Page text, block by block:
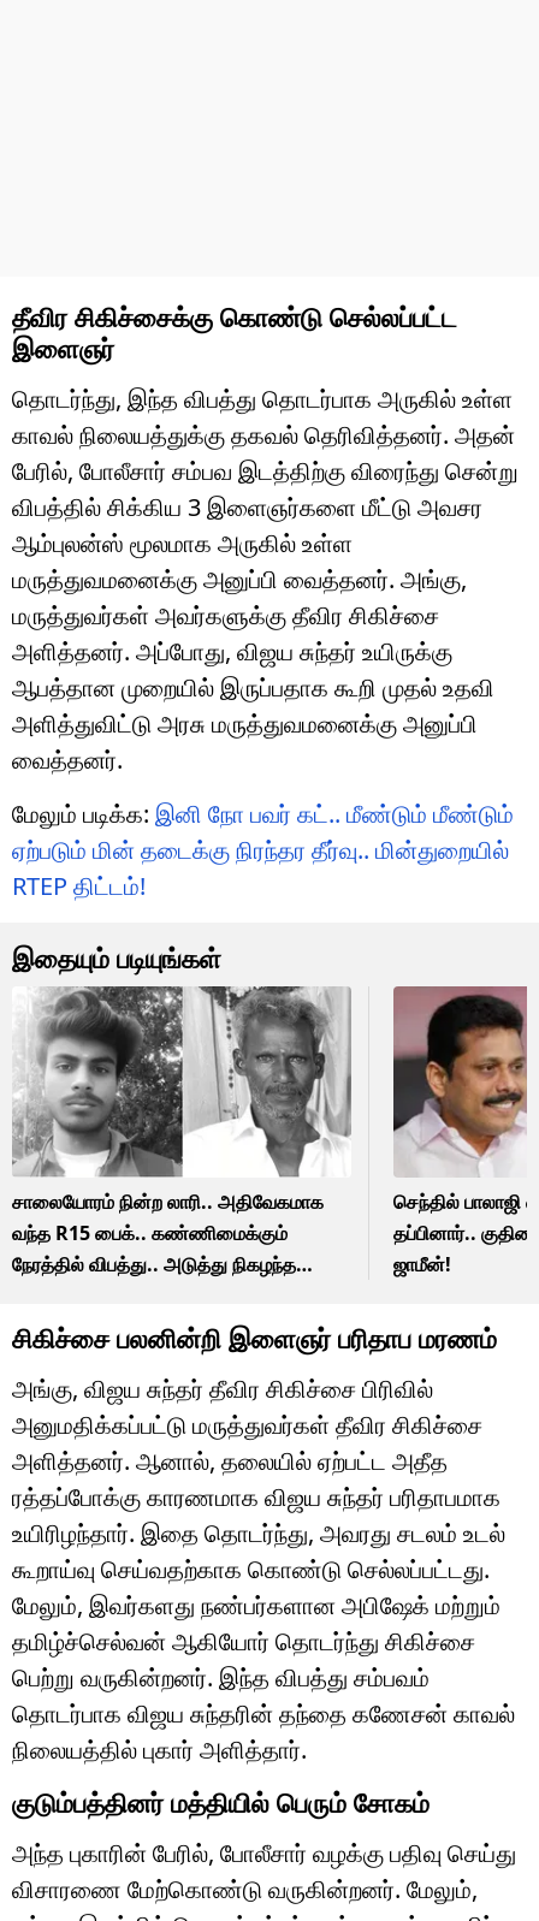
தீவிர சிகிச்சைக்கு கொண்டு செல்லப்பட்ட
இளைஞர்
தொடர்ந்து, இந்த விபத்து தொடர்பாக அருகில் உள்ள
காவல் நிலையத்துக்கு தகவல் தெரிவித்தனர். அதன்
பேரில், போலீசார் சம்பவ இடத்திற்கு விரைந்து சென்று
விபத்தில் சிக்கிய 3 இளைஞர்களை மீட்டு அவசர
ஆம்புலன்ஸ் மூலமாக அருகில் உள்ள
மருத்துவமனைக்கு அனுப்பி வைத்தனர். அங்கு,
மருத்துவர்கள் அவர்களுக்கு தீவிர சிகிச்சை
அளித்தனர். அப்போது, விஜய சுந்தர் உயிருக்கு
ஆபத்தான முறையில் இருப்பதாக கூறி முதல் உதவி
அளித்துவிட்டு அரசு மருத்துவமனைக்கு அனுப்பி
வைத்தனர்.
மேலும் படிக்க: இனி நோ பவர் கட்.. மீண்டும் மீண்டும்
ஏற்படும் மின் தடைக்கு நிரந்தர தீர்வு.. மின்துறையில்
RTEP திட்டம்!
இதையும் படியுங்கள்
சாலையோரம் நின்ற லாரி.. அதிவேகமாக
வந்த R15 பைக்.. கண்ணிமைக்கும்
நேரத்தில் விபத்து.. அடுத்து நிகழந்த
செந்தில் பாலாஜி
தப்பினார்..
ஜாமீன்!
சிகிச்சை பலனின்றி இளைஞர் பரிதாப மரணம்
அங்கு, விஜய சுந்தர் தீவிர சிகிச்சை பிரிவில்
அனுமதிக்கப்பட்டு மருத்துவர்கள் தீவிர சிகிச்சை
அளித்தனர். ஆனால், தலையில் ஏற்பட்ட அதீத
ரத்தப்போக்கு காரணமாக விஜய சுந்தர் பரிதாபமாக
உயிரிழந்தார். இதை தொடர்ந்து, அவரது சடலம் உடல்
கூறாய்வு செய்வதற்காக கொண்டு செல்லப்பட்டது.
மேலும், இவர்களது நண்பர்களான அபிஷேக் மற்றும்
தமிழ்ச்செல்வன் ஆகியோர் தொடர்ந்து சிகிச்சை
பெற்று வருகின்றனர். இந்த விபத்து சம்பவம்
தொடர்பாக விஜய சுந்தரின் தந்தை கணேசன் காவல்
நிலையத்தில் புகார் அளித்தார்.
குடும்பத்தினர் மத்தியில் பெரும் சோகம்
அந்த புகாரின் பேரில், போலீசார் வழக்கு பதிவு செய்து
விசாரணை மேற்கொண்டு வருகின்றனர். மேலும்,